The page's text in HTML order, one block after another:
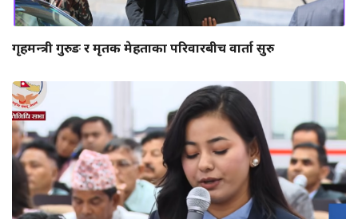
गृहमन्त्री गुरुङ र मृतक मेहताका परिवारबीच वार्ता सुरु